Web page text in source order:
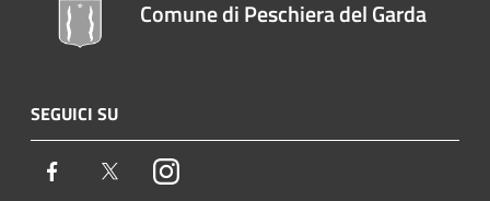
Comune di Peschiera del Garda
SEGUICI SU
Facebook TwitterInstagram